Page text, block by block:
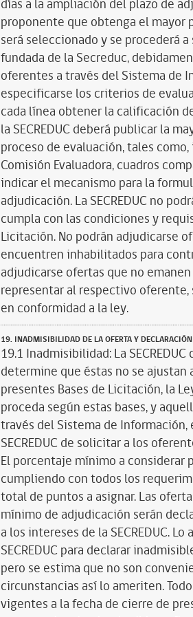
días a la ampliación del plazo de
proponente que obtenga el mayor
será seleccionado y se procederá
fundada de la Secreduc,
oferentes a través del Sistema de
especificarse los criterios de
cada línea obtener la calificación
la SECREDUC deberá publicar la
proceso de evaluación, tales
Comisión Evaluadora, cuadros
indicar el mecanismo para la
adjudicación. La SECREDUC no
cumpla con las condiciones y
Licitación. No podrán adjudicarse
encuentren inhabilitados para
adjudicarse ofertas que no
representar al respectivo
en conformidad a la ley.
19. INADMISIBILIDAD DE LA OFERTA Y
19.1 Inadmisibilidad: La
determine que éstas no se
presentes Bases de Licitación, la
proceda según estas bases, y
través del Sistema de
SECREDUC de solicitar a los
El porcentaje mínimo a considerar
cumpliendo con todos los
total de puntos a asignar. Las
mínimo de adjudicación serán
a los intereses de la SECREDUC.
SECREDUC para declarar
pero se estima que no son
circunstancias así lo ameriten.
vigentes a la fecha de cierre de